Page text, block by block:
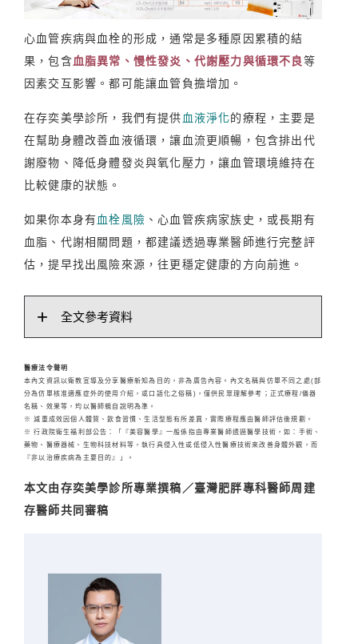
心血管疾病與血栓的形成，通常是多種原因累積的結
果，包含血脂異常、慢性發炎、代謝壓力與循環不良等
因素交互影響。都可能讓血管負擔增加。
在存奕美學診所，我們有提供 血液淨化的療程，主要是
在幫助身體改善血液循環，讓血流更順暢，包含排出代
謝廢物、降低身體發炎與氧化壓力，讓血管環境維持在
比較健康的狀態。
如果你本身有血栓風險 、心血管疾病家族史，或長期有
血脂、代謝相關問題，都建議透過專業醫師進行完整評
估，提早找出風險來源，往更穩定健康的方向前進。
全文參考資料
醫療法令聲明
本內文資訊以衛教宣導及分享醫療新知為目的，非為廣告內容。內文名稱與仿單不同之處(部
分為仿單核准適應症外的使用介紹，或口語化之俗稱)，僅供民眾理解參考；正式療程/儀器
名稱、效果等，均以醫師親自說明為準。
※ 減重成效因個人體質、飲食習慣、生活型態有所差異，實際療程應由醫師評估後規劃。
※ 行政院衛生福利部公告：「『美容醫學』一般係指由專業醫師透過醫學技術，如：手術、
藥物、醫療器械、生物科技材料等，執行具侵入性或低侵入性醫療技術來改善身體外觀，而
『非以治療疾病為主要目的』」。
本文由存奕美學診所專業撰稿／臺灣肥胖專科醫師周建
存醫師共同審稿